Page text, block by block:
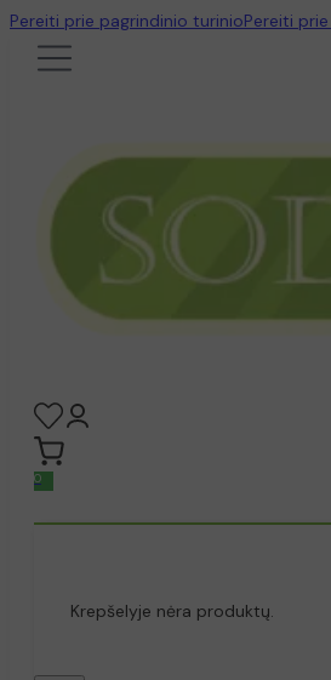
Pereiti prie pagrindinio turinioPereiti
0
Krepšelyje nėra produktų.